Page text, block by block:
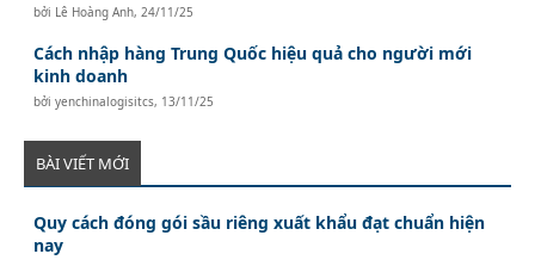
bởi Lê Hoàng Anh, 24/11/25
Cách nhập hàng Trung Quốc hiệu quả cho người mới
kinh doanh
bởiyenchinalogisitcs, 13/11/25
BÀI VIẾT MỚI
Quy cách đóng gói sầu riêng xuất khẩu đạt chuẩn hiện
nay